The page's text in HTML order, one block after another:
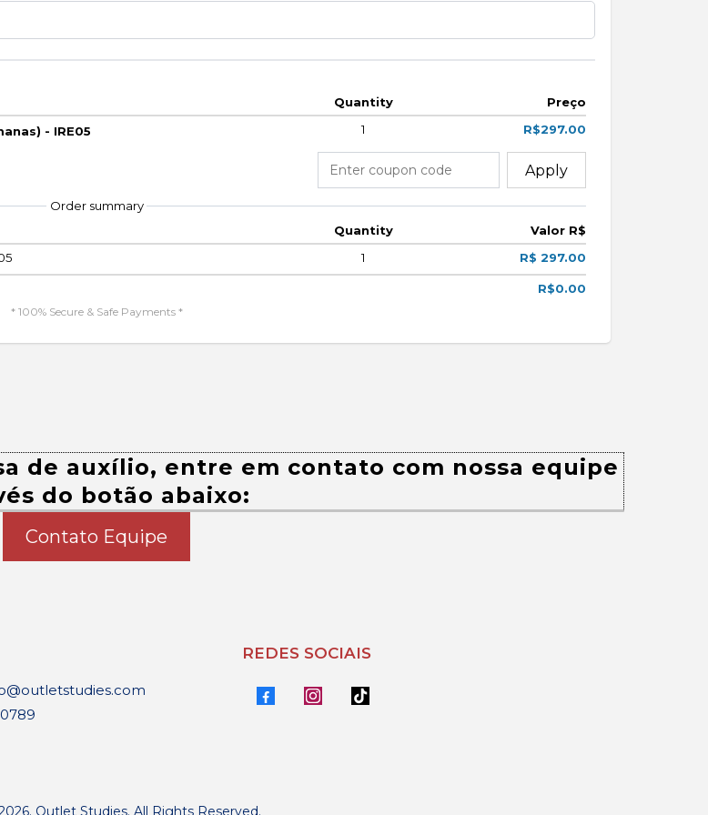
Quantity
Preço
- IRE05
1 R$297.00
Apply
Order summary
Quantity
Valor R$
1 R$ 297.00
R$0.00
* 100% Secure & Safe Payments *
de auxílio, entre em contato com nossa equipe
do botão abaixo:
Contato Equipe
REDES SOCIAIS
Outlet Studies. All Rights Reserved.